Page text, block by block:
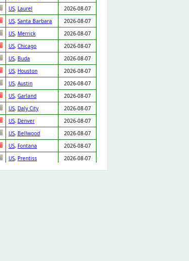
US, Laurel
2026-08-07
US, Santa Barbara
2026-08-07
US, Merrick
2026-08-07
US, Chicago
2026-08-07
US, Buda
2026-08-07
US, Houston
2026-08-07
US, Austin
2026-08-07
US, Garland
2026-08-07
US, Daly City
2026-08-07
US, Denver
2026-08-07
US, Bellwood
2026-08-07
US, Fontana
2026-08-07
US, Prentiss
2026-08-07
GB,Cannock
2026-08-07